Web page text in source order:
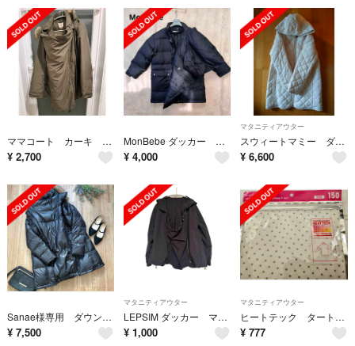
ママコート カーキ ダッカー付き 産前産後 妊婦
¥ 2,700
MonBebe ダッカー ママコート 抱っこ おんぶ OKダウン フェザー 黒
¥ 4,000
マタニティアウター
スウィートマミー ダッカー付きコート
¥ 6,600
Sanae様専用 ダウン70% ママコート おんぶも可
¥ 7,500
マタニティアウター
LEPSIM ダッカー マタニティ アウター
¥ 1,000
マタニティアウター
ヒートテック タートルネックT(長袖)
¥ 777